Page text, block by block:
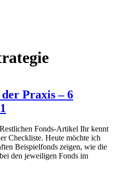
Praxis – 6
Fonds-Artikel Ihr kennt
Checkliste. Heute möchte ich
Beispielfonds zeigen, wie die
den jeweiligen Fonds im